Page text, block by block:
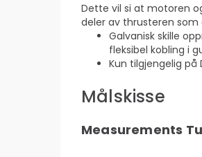
Dette vil si at motoren
deler av thrusteren
Galvanisk skille
fleksibel kobling i
Kun tilgjengelig på
Målskisse
Measurements